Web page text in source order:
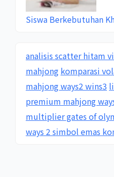
Siswa Berkebutuhan
analisis scatter hitam
mahjong komparasi
mahjong ways2 wins3
premium mahjong
multiplier gates of
ways 2 simbol emas